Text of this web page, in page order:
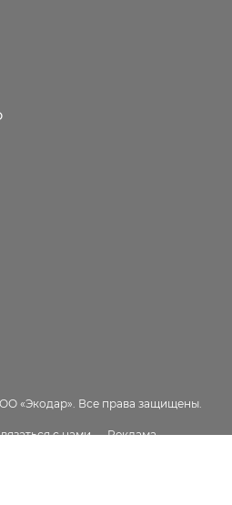
«Экодар». Все права защищены.
с нами Реклама